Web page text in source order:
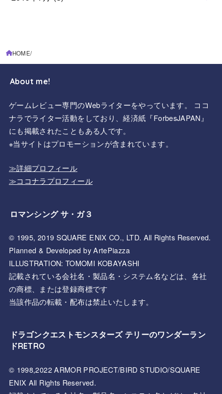
HOME
About me!
ゲームレビュー専門のWebライターをやっています。 ココ
ナラでライター活動をしており、経済紙『ForbesJAPAN』
にも掲載されたこともある人です。
※当サイトはプロモーションが含まれています。
≫詳細プロフィール
≫ココナラプロフィール
ロマンシング サ・ガ３
© 1995, 2019 SQUARE ENIX CO., LTD. All Rights Reserved.
Planned & Developed by ArtePiazza
ILLUSTRATION: TOMOMI KOBAYASHI
記載されている会社名・製品名・システム名などは、各社
の商標、または登録商標です
当該作品の転載・配布は禁止いたします。
ドラゴンクエストモンスターズ テリーのワンダーラン
ドRETRO
© 1998,2022 ARMOR PROJECT/BIRD STUDIO/SQUARE
ENIX All Rights Reserved.